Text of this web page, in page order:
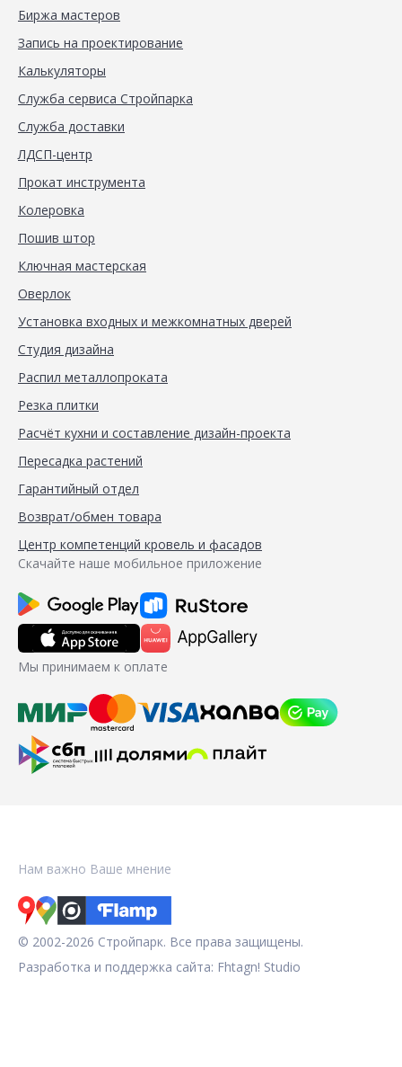
Биржа мастеров
Запись на проектирование
Калькуляторы
Служба сервиса Стройпарка
Служба доставки
ЛДСП-центр
Прокат инструмента
Колеровка
Пошив штор
Ключная мастерская
Оверлок
Установка входных и межкомнатных дверей
Студия дизайна
Распил металлопроката
Резка плитки
Расчёт кухни и составление дизайн-проекта
Пересадка растений
Гарантийный отдел
Возврат/обмен товара
Центр компетенций кровель и фасадов
Скачайте наше мобильное приложение
Мы принимаем к оплате
Нам важно Ваше мнение
© 2002-2026 Стройпарк. Все права защищены.
Разработка и поддержка сайта: Fhtagn! Studio